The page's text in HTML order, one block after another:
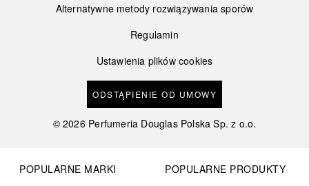
Alternatywne metody rozwiązywania sporów
Regulamin
Ustawienia plików cookies
ODSTĄPIENIE OD UMOWY
©2026 Perfumeria Douglas Polska Sp. z o.o.
POPULARNE MARKI
POPULARNE PRODUKTY